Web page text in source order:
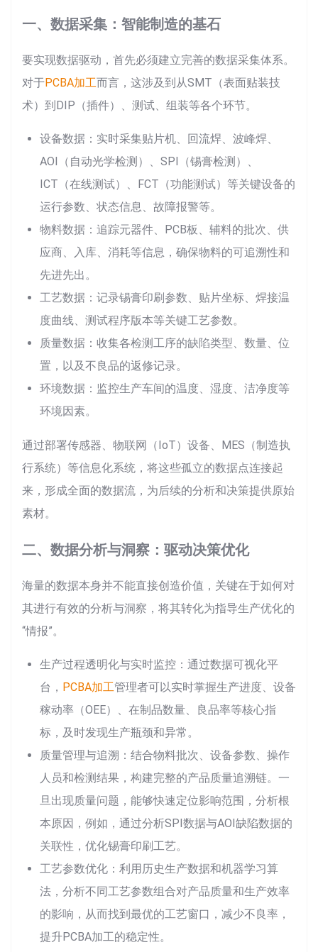
一、数据采集：智能制造的基石
要实现数据驱动，首先必须建立完善的数据采集体系。
对于PCBA加工而言，这涉及到从SMT（表面贴装技
术）到DIP（插件）、测试、组装等各个环节。
设备数据：实时采集贴片机、回流焊、波峰焊、
AOI（自动光学检测）、SPI（锡膏检测）、
ICT（在线测试）、FCT（功能测试）等关键设备的
运行参数、状态信息、故障报警等。
物料数据：追踪元器件、PCB板、辅料的批次、供
应商、入库、消耗等信息，确保物料的可追溯性和
先进先出。
工艺数据：记录锡膏印刷参数、贴片坐标、焊接温
度曲线、测试程序版本等关键工艺参数。
质量数据：收集各检测工序的缺陷类型、数量、位
置，以及不良品的返修记录。
环境数据：监控生产车间的温度、湿度、洁净度等
环境因素。
通过部署传感器、物联网（IoT）设备、MES（制造执
行系统）等信息化系统，将这些孤立的数据点连接起
来，形成全面的数据流，为后续的分析和决策提供原始
素材。
二、数据分析与洞察：驱动决策优化
海量的数据本身并不能直接创造价值，关键在于如何对
其进行有效的分析与洞察，将其转化为指导生产优化的
“情报”。
生产过程透明化与实时监控：通过数据可视化平
台， PCBA加工管理者可以实时掌握生产进度、设备
稼动率（OEE）、在制品数量、良品率等核心指
标，及时发现生产瓶颈和异常。
质量管理与追溯：结合物料批次、设备参数、操作
人员和检测结果，构建完整的产品质量追溯链。一
旦出现质量问题，能够快速定位影响范围，分析根
本原因，例如，通过分析SPI数据与AOI缺陷数据的
关联性，优化锡膏印刷工艺。
工艺参数优化：利用历史生产数据和机器学习算
法，分析不同工艺参数组合对产品质量和生产效率
的影响，从而找到最优的工艺窗口，减少不良率，
提升PCBA加工的稳定性。